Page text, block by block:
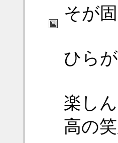
そが固
ひら
楽し
高の